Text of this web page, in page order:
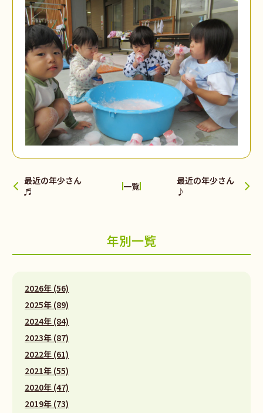
最近の年少さん
♬
一覧
最近の年少さん
♪
年別一覧
2026年 (56)
2025年 (89)
2024年 (84)
2023年 (87)
2022年 (61)
2021年 (55)
2020年 (47)
2019年 (73)